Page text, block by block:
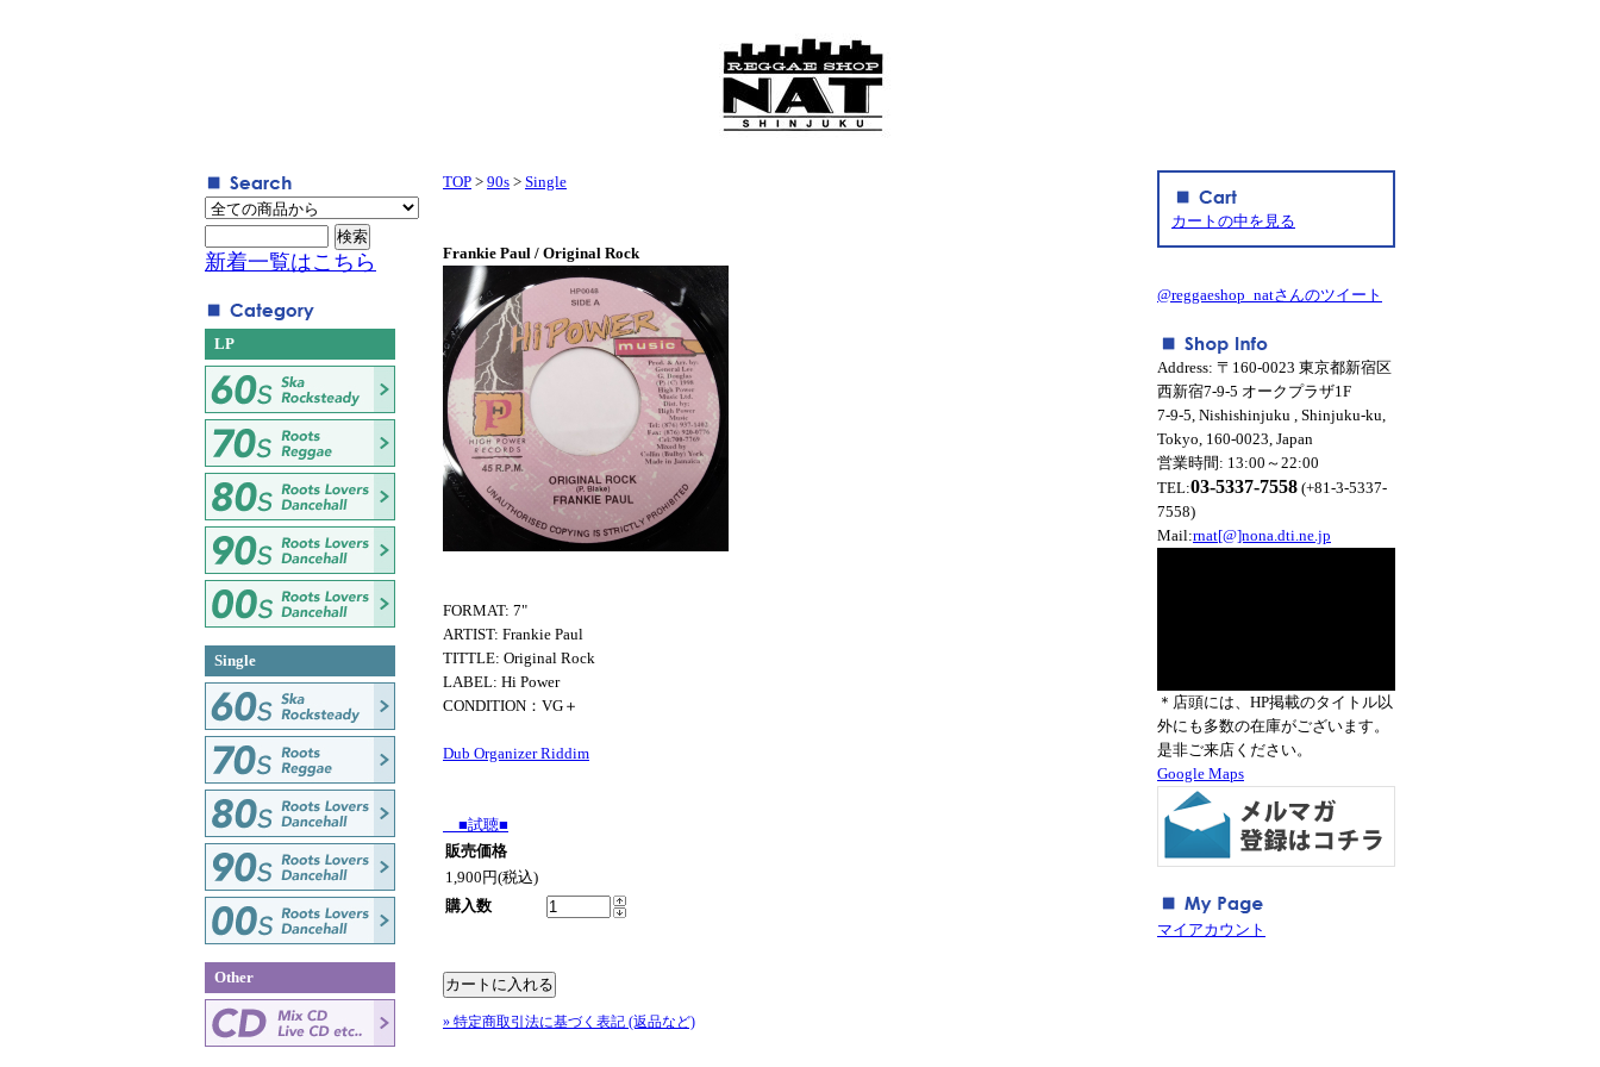
TOP > 90s > Single
Frankie Paul / Original Rock
FORMAT: 7"
ARTIST: Frankie Paul
TITTLE: Original Rock
LABEL: Hi Power
CONDITION：VG＋
Dub Organizer Riddim
■試聴■
販売価格
1,900円(税込)
購入数
» 特定商取引法に基づく表記 (返品など)
新着一覧はこちら
LP
Single
Other
カートの中を見る
@reggaeshop_natさんのツイート
Address: 〒160-0023 東京都新宿区
西新宿7-9-5 オークプラザ1F
7-9-5, Nishishinjuku , Shinjuku-ku,
Tokyo, 160-0023, Japan
営業時間: 13:00～22:00
TEL:03-5337-7558 (+81-3-5337-
7558)
Mail:rnat[@]nona.dti.ne.jp
＊店頭には、HP掲載のタイトル以
外にも多数の在庫がございます。
是非ご来店ください。
Google Maps
マイアカウント